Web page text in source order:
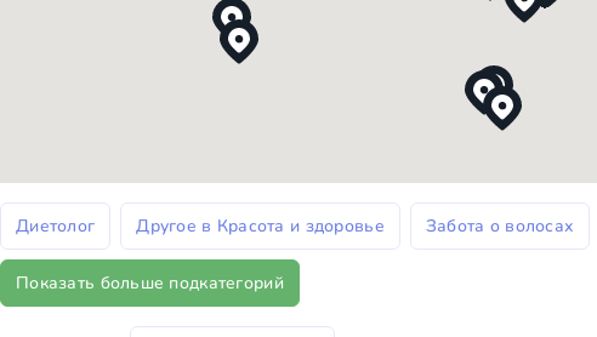
Диетолог Другое в Красота и здоровье Забота о волосах
Показать больше подкатегорий